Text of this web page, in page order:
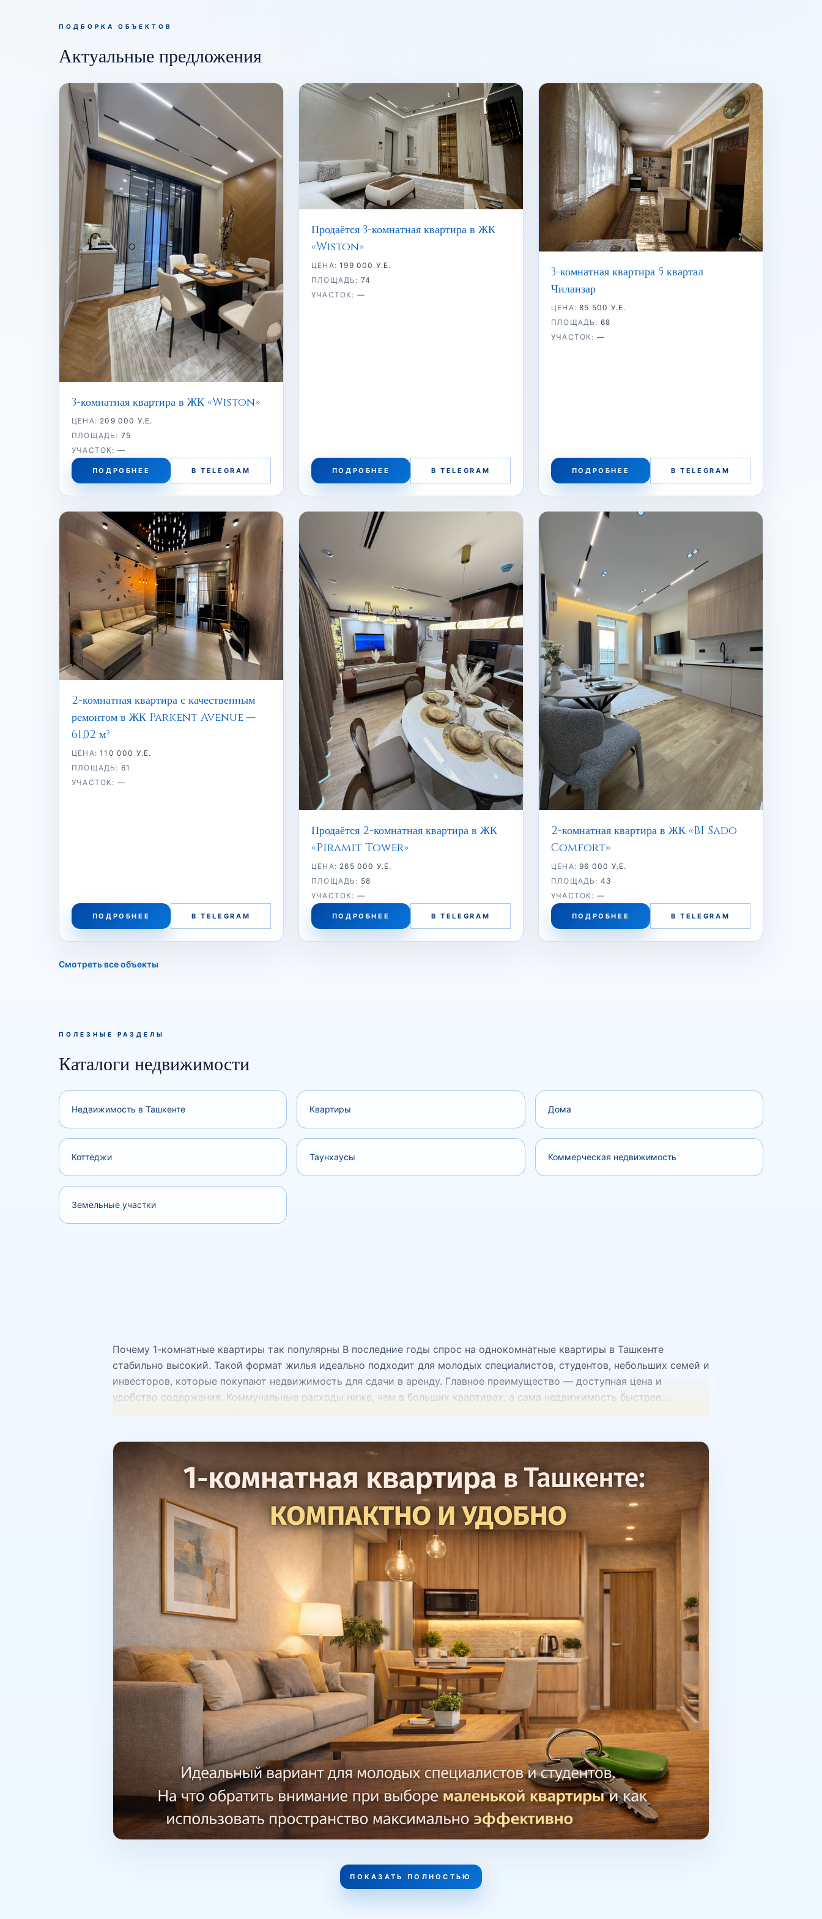
Почему 1-комнатные квартиры так популярны В последние годы спрос на однокомнатные квартиры в Ташкенте
стабильно высокий. Такой формат жилья идеально подходит для молодых специалистов, студентов, небольших семей и
инвесторов, которые покупают недвижимость для сдачи в аренду. Главное преимущество — доступная цена и
удобство содержания. Коммунальные расходы ниже, чем в больших квартирах, а сама недвижимость быстрее
комнатной квартиры важно учитывать несколько ключевых факторов. 1. Площадь и планировка Сегодня на рынке
Ташкента можно найти квартиры от 30 до 50 м². Лучше выбирать варианты с удобной планировкой: отдельной кухней
или кухней-гостиной, просторной ванной и возможностью зонирования пространства. 2. Этаж и расположение в доме
Средние этажи традиционно считаются наиболее удобными. Также важно обращать внимание на наличие лифта и
качество подъезда. 3. Район и инфраструктура Даже небольшая квартира будет более ликвидной, если рядом есть:
метро или удобная транспортная развязка магазины и супермаркеты школы и детские сады парки и прогулочные зоны
4. Состояние квартиры Квартиры могут продаваться: без ремонта с базовой отделкой с полностью готовым ремонтом
и мебелью Каждый вариант имеет свои преимущества. Квартира без ремонта обычно дешевле, но требует
дополнительных вложений. Подходит ли 1-комнатная квартира для инвестиций Однокомнатные квартиры считаются
одним из самых ликвидных типов недвижимости. Причины простые: их легче сдавать в аренду они быстрее продаются
на вторичном рынке стоимость таких квартир растет вместе с развитием района Поэтому многие инвесторы
выбирают именно этот формат для вложения средств. Как эффективно использовать небольшое пространство
Современные дизайнерские решения позволяют сделать даже небольшую квартиру максимально комфортной.
Популярные решения: объединение кухни и гостиной встроенные шкафы и системы хранения трансформируемая
мебель зонирование освещением Благодаря этому 1-комнатная квартира может выглядеть просторной и
функциональной. Итог 1-комнатная квартира в Ташкенте — это практичный и универсальный вариант недвижимости.
Она подходит как для личного проживания, так и для инвестиций. При правильном выборе района, планировки и
состояния квартиры такая покупка может стать выгодным и надежным вложением.
ПОКАЗАТЬ ПОЛНОСТЬЮ
ПОДБОРКА ОБЪЕКТОВ
Актуальные предложения
3-комнатная квартира в ЖК «Wiston»
ЦЕНА: 209 000 У.Е.
ПЛОЩАДЬ: 75
УЧАСТОК: —
ПОДРОБНЕЕ В TELEGRAM
Продаётся 3-комнатная квартира в ЖК
«Wiston»
ЦЕНА:199 000 У.Е.
ПЛОЩАДЬ: 74
УЧАСТОК: —
ПОДРОБНЕЕ В TELEGRAM
3-комнатная квартира 5 квартал
Чиланзар
ЦЕНА:85 500 У.Е.
ПЛОЩАДЬ: 68
УЧАСТОК: —
ПОДРОБНЕЕ В TELEGRAM
2-комнатная квартира с качественным
ремонтом в ЖК Parkent Avenue —
61,02 м²
ЦЕНА:110 000 У.Е.
ПЛОЩАДЬ: 61
УЧАСТОК: —
ПОДРОБНЕЕ В TELEGRAM
Продаётся 2-комнатная квартира в ЖК
«Piramit Tower»
ЦЕНА: 265 000 У.Е.
ПЛОЩАДЬ: 58
УЧАСТОК: —
ПОДРОБНЕЕ В TELEGRAM
2-комнатная квартира в ЖК «BI Sado
Comfort»
ЦЕНА:96 000 У.Е.
ПЛОЩАДЬ: 43
УЧАСТОК: —
ПОДРОБНЕЕ В TELEGRAM
Смотреть все объекты
ПОЛЕЗНЫЕ РАЗДЕЛЫ
Каталоги недвижимости
Недвижимость в Ташкенте Квартиры Дома
Коттеджи Таунхаусы Коммерческая недвижимость
Земельные участки